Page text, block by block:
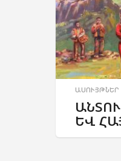
ԱՍՈՒՅԹՆԵՐ
ԵՎ